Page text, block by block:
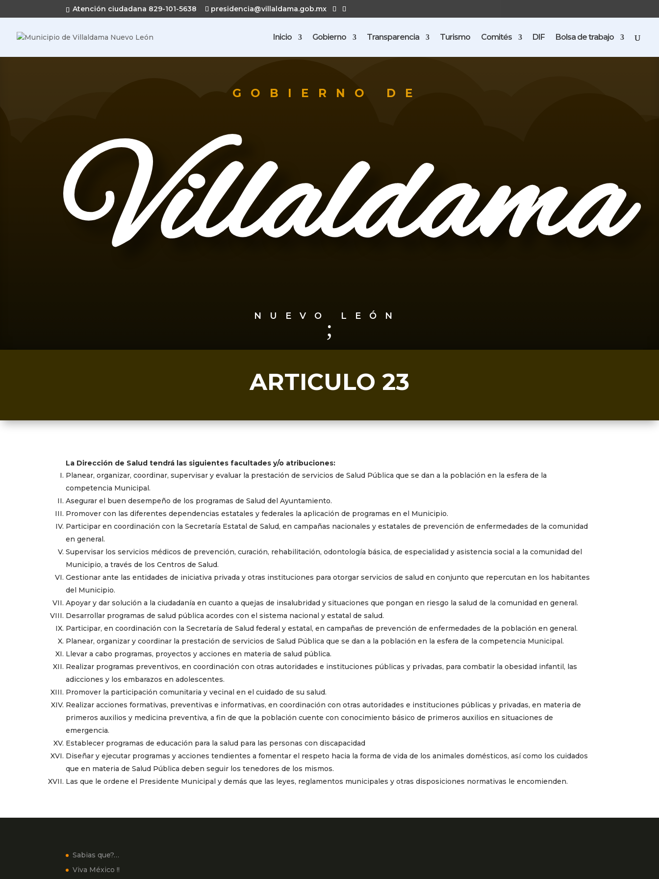
Atención ciudadana 829-101-5638 presidencia@villaldama.gob.mx
Inicio Gobierno Transparencia Turismo Comités DIF Bolsa de trabajo
GOBIERNO DE
Villaldama
NUEVO LEÓN
;
ARTICULO 23
La Dirección de Salud tendrá las siguientes facultades y/o atribuciones:
Planear, organizar, coordinar, supervisar y evaluar la prestación de servicios de Salud Pública que se dan a la población en la esfera de la
competencia Municipal.
Asegurar el buen desempeño de los programas de Salud del Ayuntamiento.
Promover con las diferentes dependencias estatales y federales la aplicación de programas en el Municipio.
Participar en coordinación con la Secretaría Estatal de Salud, en campañas nacionales y estatales de prevención de enfermedades de la comunidad
en general.
Supervisar los servicios médicos de prevención, curación, rehabilitación, odontología básica, de especialidad y asistencia social a la comunidad del
Municipio, a través de los Centros de Salud.
Gestionar ante las entidades de iniciativa privada y otras instituciones para otorgar servicios de salud en conjunto que repercutan en los habitantes
del Municipio.
Apoyar y dar solución a la ciudadanía en cuanto a quejas de insalubridad y situaciones que pongan en riesgo la salud de la comunidad en general.
Desarrollar programas de salud pública acordes con el sistema nacional y estatal de salud.
Participar, en coordinación con la Secretaría de Salud federal y estatal, en campañas de prevención de enfermedades de la población en general.
Planear, organizar y coordinar la prestación de servicios de Salud Pública que se dan a la población en la esfera de la competencia Municipal.
Llevar a cabo programas, proyectos y acciones en materia de salud pública.
Realizar programas preventivos, en coordinación con otras autoridades e instituciones públicas y privadas, para combatir la obesidad infantil, las
adicciones y los embarazos en adolescentes.
Promover la participación comunitaria y vecinal en el cuidado de su salud.
Realizar acciones formativas, preventivas e informativas, en coordinación con otras autoridades e instituciones públicas y privadas, en materia de
primeros auxilios y medicina preventiva, a fin de que la población cuente con conocimiento básico de primeros auxilios en situaciones de
emergencia.
Establecer programas de educación para la salud para las personas con discapacidad
Diseñar y ejecutar programas y acciones tendientes a fomentar el respeto hacia la forma de vida de los animales domésticos, así como los cuidados
que en materia de Salud Pública deben seguir los tenedores de los mismos.
Las que le ordene el Presidente Municipal y demás que las leyes, reglamentos municipales y otras disposiciones normativas le encomienden.
Sabias que?…
Viva México !!